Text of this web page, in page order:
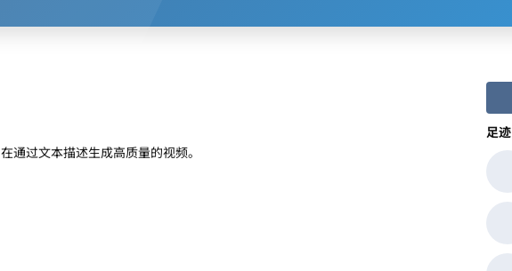
足迹
通过文本描述生成高质量的视频。